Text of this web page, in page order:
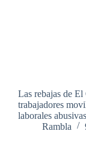
Las rebajas de
trabajadores
laborales abusivas
Rambla